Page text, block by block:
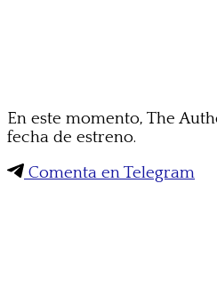
En este momento, The
fecha de estreno.
Comenta en Telegram